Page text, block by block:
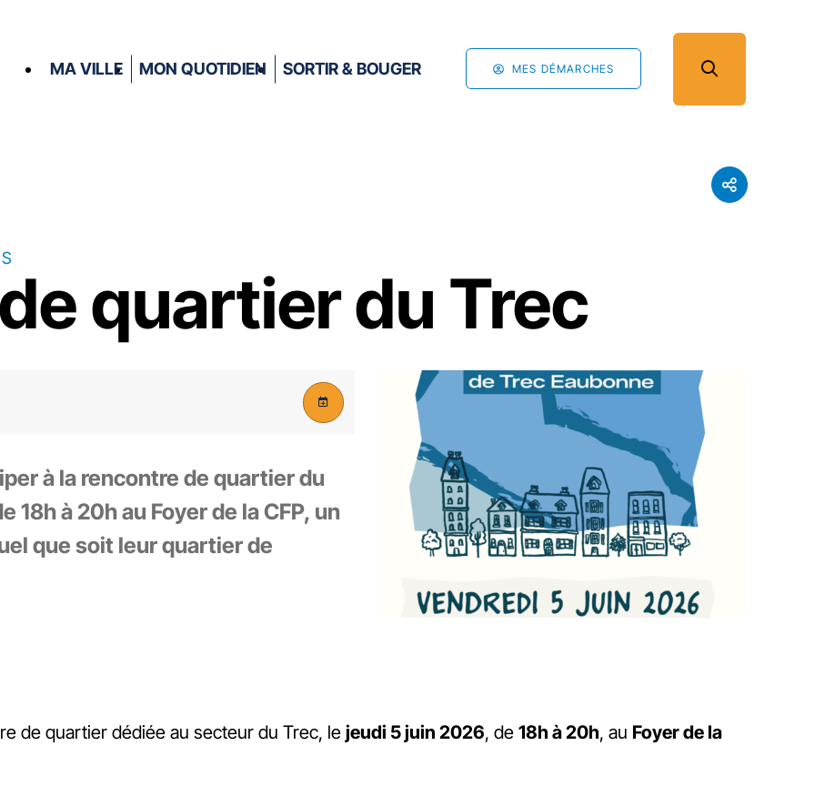
MA VILLE MON QUOTIDIEN SORTIR & BOUGER MES DÉMARCHES
quartier du Trec
à la rencontre de quartier du
à 20h au Foyer de la CFP, un
que soit leur quartier de
de quartier dédiée au secteur du Trec, le jeudi 5 juin 2026, de 18h à 20h, au Foyer de la